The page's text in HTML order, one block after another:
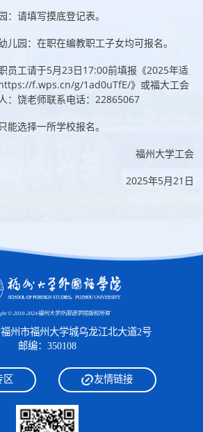
：请填写摸底登记表。
儿园：在职在编教职工子女均可报名。
员工请于5月23日17:00前填报《2025年适
f.wps.cn/g/1ad0uTfE/》或福大工会
：饶老师联系电话：22865067
能选择一所学校报名。
福州大学工会
2025年5月21日
© 2010-2024福州大学外国语学院版权所有
州市福州大学城乌龙江北大道2号
邮编：350108
区 友情链接